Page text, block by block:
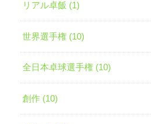
リアル卓飯 (1)
世界選手権 (10)
全日本卓球選手権 (10)
創作 (10)